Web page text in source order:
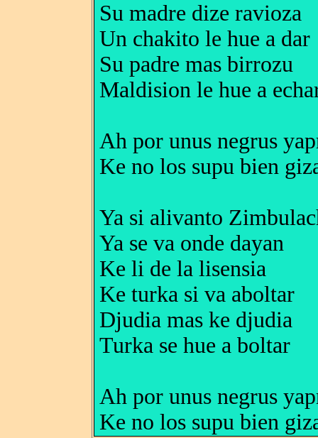
Su madre dize ravioza
Un chakito le hue a dar
Su padre mas birrozu
Maldision le hue a
Ah por unus negrus
Ke no los supu bien
Ya si alivanto
Ya se va onde dayan
Ke li de la lisensia
Ke turka si va aboltar
Djudia mas ke djudia
Turka se hue a boltar
Ah por unus negrus
Ke no los supu bien